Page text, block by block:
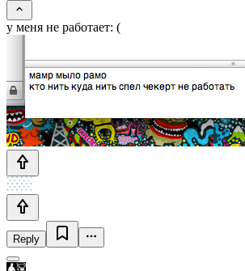
у меня не работает: (
Reply